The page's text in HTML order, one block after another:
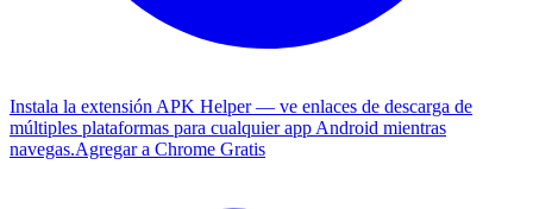
Instala la extensión APK Helper — ve enlaces de descarga de
múltiples plataformas para cualquier app Android mientras
navegas.Agregar a Chrome Gratis